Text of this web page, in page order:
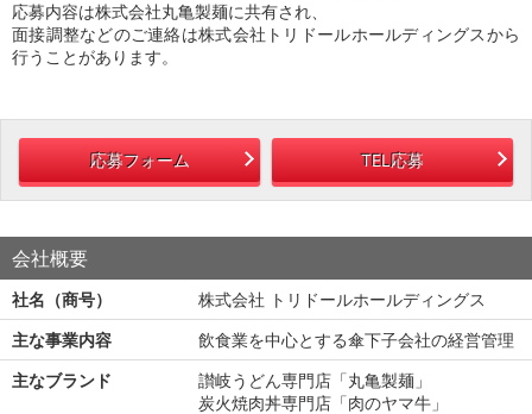
応募内容は株式会社丸亀製麺に共有され、
面接調整などのご連絡は株式会社トリドールホールディングスから
行うことがあります。
応募フォーム TEL応募
会社概要
社名（商号）
株式会社 トリドールホールディングス
主な事業内容
飲食業を中心とする傘下子会社の経営管理
主なブランド
讃岐うどん専門店「丸亀製麺」
炭火焼肉丼専門店「肉のヤマ牛」